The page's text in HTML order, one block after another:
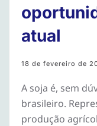
atual
18 de fevereiro de
A soja é, sem
brasileiro.
produção